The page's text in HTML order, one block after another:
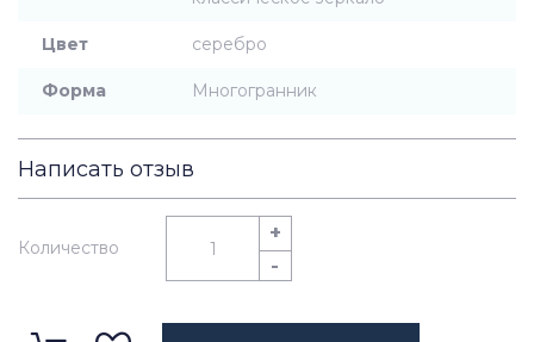
Цвет серебро
Форма Многогранник
Написать отзыв
Количество
+
-